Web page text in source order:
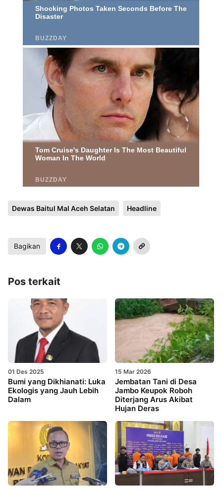
Dewas Baitul Mal Aceh Selatan Headline
Bagikan
Pos terkait
01 Des 2025
Bumi yang Dikhianati: Luka
Ekologis yang Jauh Lebih
Dalam
15 Mar 2026
Jembatan Tani di Desa
Jambo Keupok Roboh
Diterjang Arus Akibat
Hujan Deras